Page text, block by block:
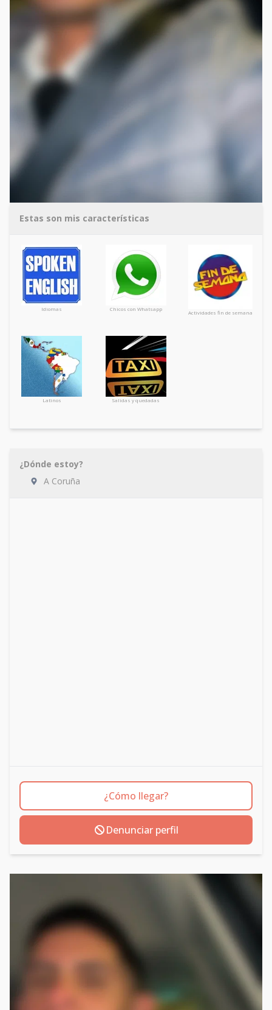
Estas son mis características
Idiomas Chicos con Whatsapp
Actividades fin de semana
Latinos Salidas y quedadas
¿Dónde estoy?
A Coruña
¿Cómo llegar?
Denunciar perfil